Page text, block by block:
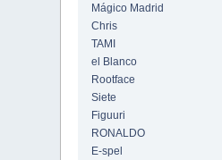
Mágico Madrid
Chris
TAMI
el Blanco
Rootface
Siete
Figuuri
RONALDO
E-spel